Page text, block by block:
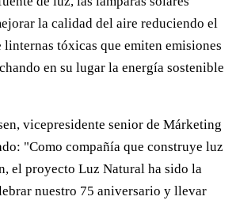
la calidad del aire reduciendo el
linternas tóxicas que emiten emisiones
en su lugar la energía sostenible
vicepresidente senior de Márketing
"Como compañía que construye luz
el proyecto Luz Natural ha sido la
nuestro 75 aniversario y llevar